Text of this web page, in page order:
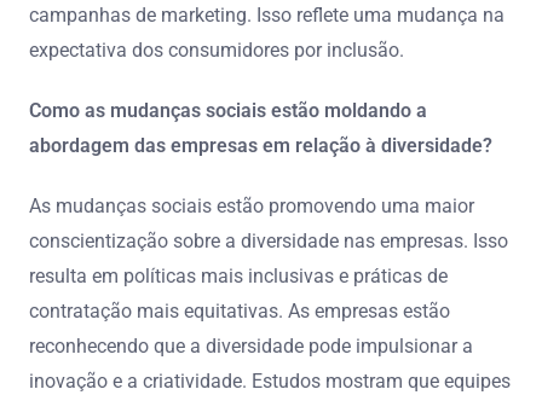
campanhas de marketing. Isso reflete uma mudança na
expectativa dos consumidores por inclusão.
Como as mudanças sociais estão moldando a
abordagem das empresas em relação à diversidade?
As mudanças sociais estão promovendo uma maior
conscientização sobre a diversidade nas empresas. Isso
resulta em políticas mais inclusivas e práticas de
contratação mais equitativas. As empresas estão
reconhecendo que a diversidade pode impulsionar a
inovação e a criatividade. Estudos mostram que equipes